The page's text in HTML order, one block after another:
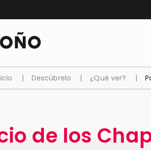
Descúbrelo ¿Qué ver?
de los